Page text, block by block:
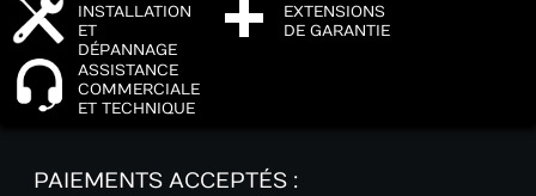
INSTALLATION
ET
DÉPANNAGE
EXTENSIONS
DE GARANTIE
ASSISTANCE
COMMERCIALE
ET TECHNIQUE
PAIEMENTS ACCEPTÉS :